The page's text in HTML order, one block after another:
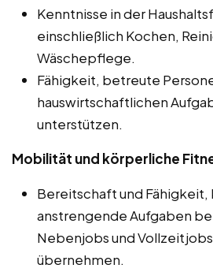
Kenntnisse in der
einschließlich Kochen,
Wäschepflege.
Fähigkeit, betreute
hauswirtschaftlichen
unterstützen.
Mobilität und körperliche
Bereitschaft und
anstrengende Aufgaben
Nebenjobs und
übernehmen.